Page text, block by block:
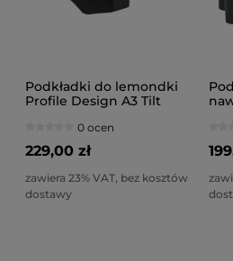
Podkładki do lemondki
Profile Design A3 Tilt
0 ocen
229,00 zł
zawiera 23% VAT, bez kosztów
dostawy